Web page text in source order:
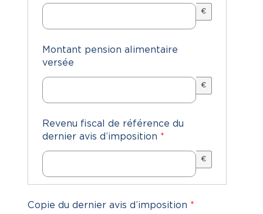
€
Montant pension alimentaire
versée
€
Revenu fiscal de référence du
dernier avis d’imposition *
€
Copie du dernier avis d’imposition *